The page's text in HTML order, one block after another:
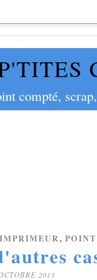
compté,
IMPRIMEUR,
2013